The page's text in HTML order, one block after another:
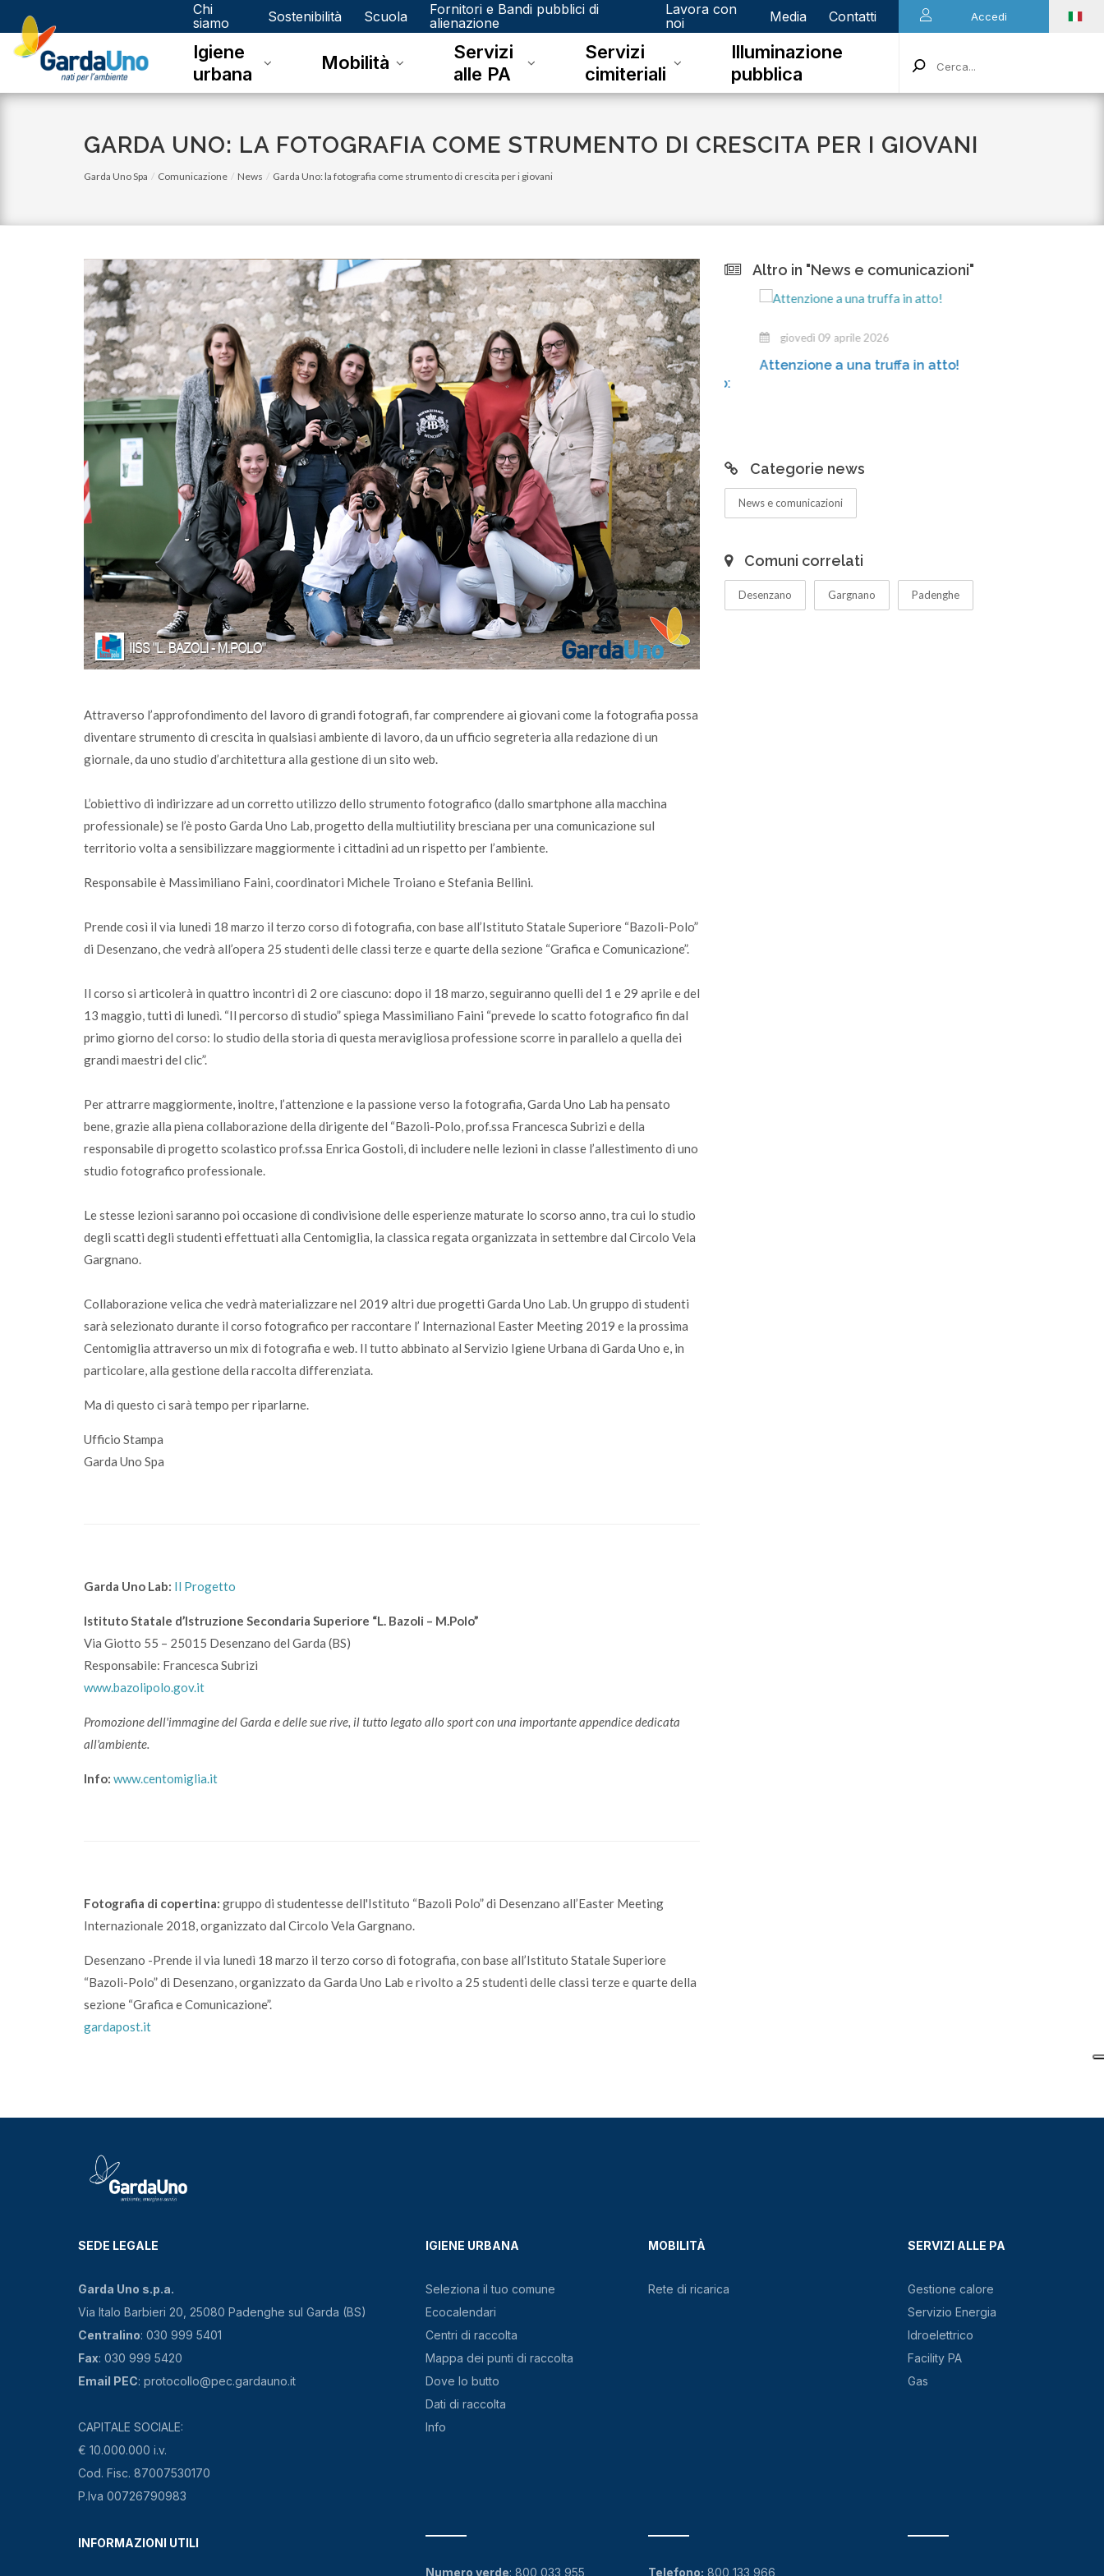
Gardauno
Spa
Chi
siamo
Sostenibilità Scuola
Fornitori e Bandi pubblici di
alienazione
Lavora con
noi
Media Contatti Accedi
Igiene
urbana
Mobilità
Servizi
alle PA
Servizi
cimiteriali
Illuminazione
pubblica
GARDA UNO: LA FOTOGRAFIA COME STRUMENTO DI CRESCITA PER I GIOVANI
Garda Uno Spa Comunicazione News Garda Uno: la fotografia come strumento di crescita per i giovani
Attraverso l’approfondimento del lavoro di grandi fotografi, far comprendere ai giovani come la fotografia possa
diventare strumento di crescita in qualsiasi ambiente di lavoro, da un ufficio segreteria alla redazione di un
giornale, da uno studio d’architettura alla gestione di un sito web.
L’obiettivo di indirizzare ad un corretto utilizzo dello strumento fotografico (dallo smartphone alla macchina
professionale) se l’è posto Garda Uno Lab, progetto della multiutility bresciana per una comunicazione sul
territorio volta a sensibilizzare maggiormente i cittadini ad un rispetto per l’ambiente.
Responsabile è Massimiliano Faini, coordinatori Michele Troiano e Stefania Bellini.
Prende così il via lunedì 18 marzo il terzo corso di fotografia, con base all’Istituto Statale Superiore “Bazoli-Polo”
di Desenzano, che vedrà all’opera 25 studenti delle classi terze e quarte della sezione “Grafica e Comunicazione”.
Il corso si articolerà in quattro incontri di 2 ore ciascuno: dopo il 18 marzo, seguiranno quelli del 1 e 29 aprile e del
13 maggio, tutti di lunedì. “Il percorso di studio” spiega Massimiliano Faini “prevede lo scatto fotografico fin dal
primo giorno del corso: lo studio della storia di questa meravigliosa professione scorre in parallelo a quella dei
grandi maestri del clic”.
Per attrarre maggiormente, inoltre, l’attenzione e la passione verso la fotografia, Garda Uno Lab ha pensato
bene, grazie alla piena collaborazione della dirigente del “Bazoli-Polo, prof.ssa Francesca Subrizi e della
responsabile di progetto scolastico prof.ssa Enrica Gostoli, di includere nelle lezioni in classe l’allestimento di uno
studio fotografico professionale.
Le stesse lezioni saranno poi occasione di condivisione delle esperienze maturate lo scorso anno, tra cui lo studio
degli scatti degli studenti effettuati alla Centomiglia, la classica regata organizzata in settembre dal Circolo Vela
Gargnano.
Collaborazione velica che vedrà materializzare nel 2019 altri due progetti Garda Uno Lab. Un gruppo di studenti
sarà selezionato durante il corso fotografico per raccontare l’ Internazional Easter Meeting 2019 e la prossima
Centomiglia attraverso un mix di fotografia e web. Il tutto abbinato al Servizio Igiene Urbana di Garda Uno e, in
particolare, alla gestione della raccolta differenziata.
Ma di questo ci sarà tempo per riparlarne.
Ufficio Stampa
Garda Uno Spa
Garda Uno Lab: Il Progetto
Istituto Statale d’Istruzione Secondaria Superiore “L. Bazoli – M.Polo”
Via Giotto 55 – 25015 Desenzano del Garda (BS)
Responsabile: Francesca Subrizi
www.bazolipolo.gov.it
Promozione dell'immagine del Garda e delle sue rive, il tutto legato allo sport con una importante appendice dedicata
all'ambiente.
Info: www.centomiglia.it
Fotografia di copertina: gruppo di studentesse dell'Istituto “Bazoli Polo” di Desenzano all’Easter Meeting
Internazionale 2018, organizzato dal Circolo Vela Gargnano.
Desenzano -Prende il via lunedì 18 marzo il terzo corso di fotografia, con base all’Istituto Statale Superiore
“Bazoli-Polo” di Desenzano, organizzato da Garda Uno Lab e rivolto a 25 studenti delle classi terze e quarte della
sezione “Grafica e Comunicazione”.
gardapost.it
Altro in "News e comunicazioni"
lunedì 05 gennaio 2026
Sono online gli ecocalendari 2026: scaricali e
fai la differenza, ogni giorno
lunedì 08 giugno 2026
Centro di Raccolta di Desenzano - via Giotto:
chiusura per lavori
giovedì 09 aprile 2026
Attenzione a una truffa in atto!
Categorie news
News e comunicazioni
Comuni correlati
Desenzano Gargnano Padenghe
SEDE LEGALE
Garda Uno s.p.a.
Via Italo Barbieri 20, 25080 Padenghe sul Garda (BS)
Centralino: 030 999 5401
Fax: 030 999 5420
Email PEC: protocollo@pec.gardauno.it
CAPITALE SOCIALE:
€ 10.000.000 i.v.
Cod. Fisc. 87007530170
P.Iva 00726790983
IGIENE URBANA
Seleziona il tuo comune
Ecocalendari
Centri di raccolta
Mappa dei punti di raccolta
Dove lo butto
Dati di raccolta
Info
MOBILITÀ
Rete di ricarica
SERVIZI ALLE PA
Gestione calore
Servizio Energia
Idroelettrico
Facility PA
Gas
INFORMAZIONI UTILI
Numero verde:800 033 955 Telefono: 800 133 966